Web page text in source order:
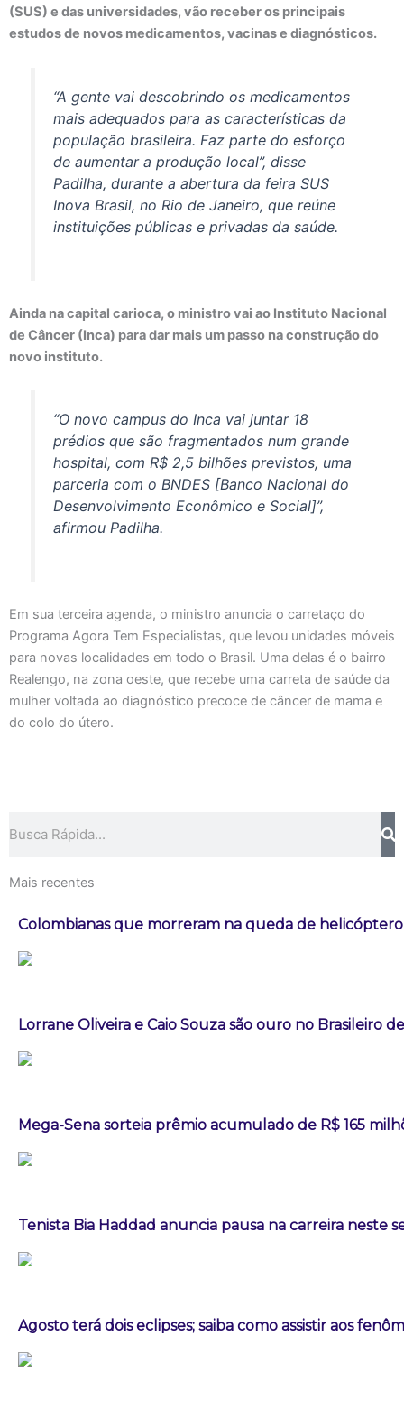
(SUS) e das universidades, vão receber os principais
estudos de novos medicamentos, vacinas e diagnósticos.
“A gente vai descobrindo os medicamentos
mais adequados para as características da
população brasileira. Faz parte do esforço
de aumentar a produção local”, disse
Padilha, durante a abertura da feira SUS
Inova Brasil, no Rio de Janeiro, que reúne
instituições públicas e privadas da saúde.
Ainda na capital carioca, o ministro vai ao Instituto Nacional
de Câncer (Inca) para dar mais um passo na construção do
novo instituto.
“O novocampusdo Inca vai juntar 18
prédios que são fragmentados num grande
hospital, com R$ 2,5 bilhões previstos, uma
parceria com o BNDES [Banco Nacional do
Desenvolvimento Econômico e Social]”,
afirmou Padilha.
Em sua terceira agenda, o ministro anuncia o carretaço do
Programa Agora Tem Especialistas, que levou unidades móveis
para novas localidades em todo o Brasil. Uma delas é o bairro
Realengo, na zona oeste, que recebe uma carreta de saúde da
mulher voltada ao diagnóstico precoce de câncer de mama e
do colo do útero.
Mais recentes
Colombianas que morreram na queda de
Lorrane Oliveira e Caio Souza são ouro no Brasileiro
Mega-Sena sorteia prêmio acumulado de R$ 165
Tenista Bia Haddad anuncia pausa na carreira neste
Agosto terá dois eclipses; saiba como assistir aos